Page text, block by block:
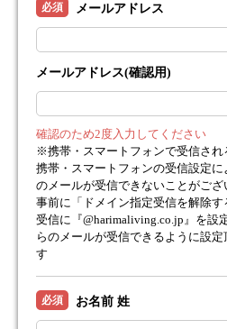
必須 メールアドレス
メールアドレス(確認用)
確認のため2度入力してください
※携帯・スマートフォンで受信され
携帯・スマートフォンの受信設定
のメールが受信できないことがござ
事前に「ドメイン指定受信を解除
受信に『@harimaliving.co.jp』を設
らのメールが受信できるように設
す
必須 お名前 姓